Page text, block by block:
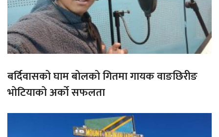
बर्दिवासको घाम बोलको गितमा गायक वाङछिरीङ
भोटियाको अर्को सफलता